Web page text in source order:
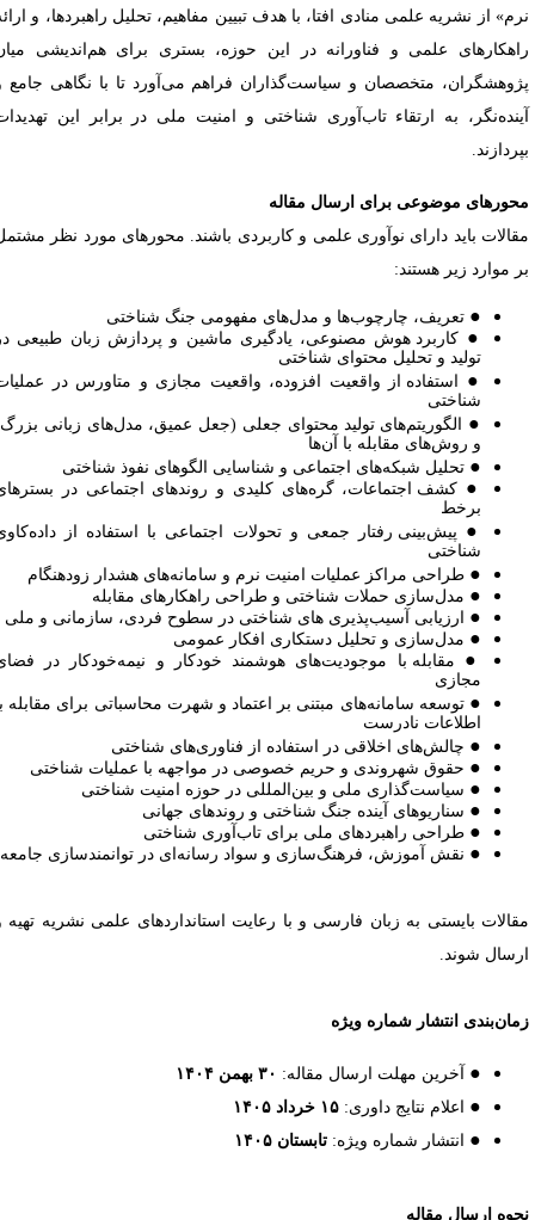
از نشریه علمی منادی افتا، با هدف تبیین مفاهیم، تحلیل راهبردها، و ارائه
علمی و فناورانه در این حوزه، بستری برای هم‌اندیشی میان
متخصصان و سیاست‌گذاران فراهم می‌آورد تا با نگاهی جامع و
به ارتقاء تاب‌آوری شناختی و امنیت ملی در برابر این تهدیدات
موضوعی برای ارسال مقاله
باید دارای نوآوری علمی و کاربردی باشند. محورهای مورد نظر مشتمل
موارد زیر هستند:
●تعریف، چارچوب‌ها و مدل‌های مفهومی جنگ شناختی
●کاربرد هوش مصنوعی، یادگیری ماشین و پردازش زبان طبیعی در
تولید و تحلیل محتوای شناختی
●استفاده از واقعیت افزوده، واقعیت مجازی و متاورس در عملیات
شناختی
●الگوریتم‌های تولید محتوای جعلی (جعل عمیق، مدل‌های زبانی بزرگ)
و روش‌های مقابله با آن‌ها
●تحلیل شبکه‌های اجتماعی و شناسایی الگوهای نفوذ شناختی
●کشف اجتماعات، گره‌های کلیدی و روندهای اجتماعی در بسترهای
برخط
●پیش‌بینی رفتار جمعی و تحولات اجتماعی با استفاده از داده‌کاوی
شناختی
●طراحی مراکز عملیات امنیت نرم و سامانه‌های هشدار زودهنگام
●مدل‌سازی حملات شناختی و طراحی راهکارهای مقابله
●ارزیابی آسیب‌پذیری های شناختی در سطوح فردی، سازمانی و ملی
●مدل‌سازی و تحلیل دستکاری افکار عمومی
●مقابله با موجودیت‌های هوشمند خودکار و نیمه‌خودکار در فضای
مجازی
●توسعه سامانه‌های مبتنی بر اعتماد و شهرت محاسباتی برای مقابله با
اطلاعات نادرست
●چالش‌های اخلاقی در استفاده از فناوری‌های شناختی
●حقوق شهروندی و حریم خصوصی در مواجهه با عملیات شناختی
●سیاست‌گذاری ملی و بین‌المللی در حوزه امنیت شناختی
●سناریوهای آینده جنگ شناختی و روندهای جهانی
●طراحی راهبردهای ملی برای تاب‌آوری شناختی
●نقش آموزش، فرهنگ‌سازی و سواد رسانه‌ای در توانمندسازی جامعه
بایستی به زبان فارسی و با رعایت استانداردهای علمی نشریه تهیه و
شوند.
انتشار شماره ویژه
●آخرین مهلت ارسال مقاله:۳۰ بهمن ۱۴۰۴
●اعلام نتایج داوری:۱۵ خرداد ۱۴۰۵​​​​​​​
●انتشار شماره ویژه:تابستان ۱۴۰۵​​​​​​​
ارسال مقاله